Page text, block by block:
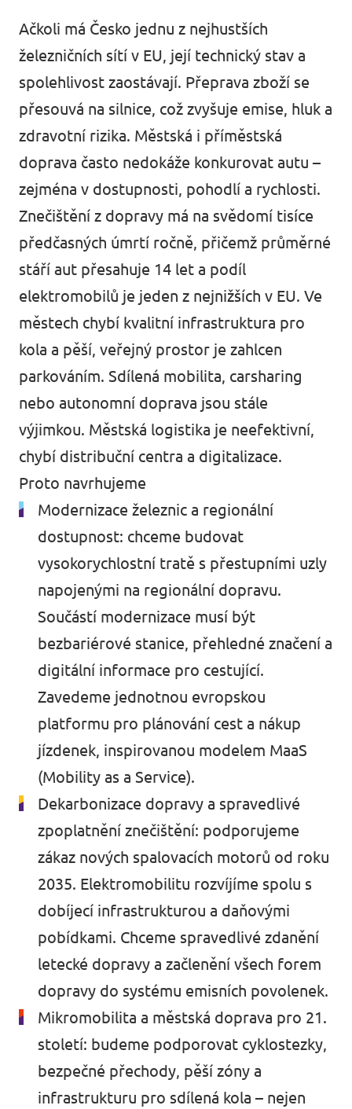
Ačkoli má Česko jednu z nejhustších
železničních sítí v EU, její technický stav a
spolehlivost zaostávají. Přeprava zboží se
přesouvá na silnice, což zvyšuje emise, hluk a
zdravotní rizika. Městská i příměstská
doprava často nedokáže konkurovat autu –
zejména v dostupnosti, pohodlí a rychlosti.
Znečištění z dopravy má na svědomí tisíce
předčasných úmrtí ročně, přičemž průměrné
stáří aut přesahuje 14 let a podíl
elektromobilů je jeden z nejnižších v EU. Ve
městech chybí kvalitní infrastruktura pro
kola a pěší, veřejný prostor je zahlcen
parkováním. Sdílená mobilita, carsharing
nebo autonomní doprava jsou stále
výjimkou. Městská logistika je neefektivní,
chybí distribuční centra a digitalizace.
Proto navrhujeme
Modernizace železnic a regionální
dostupnost: chceme budovat
vysokorychlostní tratě s přestupními uzly
napojenými na regionální dopravu.
Součástí modernizace musí být
bezbariérové stanice, přehledné značení a
digitální informace pro cestující.
Zavedeme jednotnou evropskou
platformu pro plánování cest a nákup
jízdenek, inspirovanou modelem MaaS
(Mobility as a Service).
Dekarbonizace dopravy a spravedlivé
zpoplatnění znečištění: podporujeme
zákaz nových spalovacích motorů od roku
2035. Elektromobilitu rozvíjíme spolu s
dobíjecí infrastrukturou a daňovými
pobídkami. Chceme spravedlivé zdanění
letecké dopravy a začlenění všech forem
dopravy do systému emisních povolenek.
Mikromobilita a městská doprava pro 21.
století: budeme podporovat cyklostezky,
bezpečné přechody, pěší zóny a
infrastrukturu pro sdílená kola – nejen